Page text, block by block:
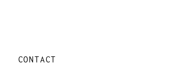
CONTACT